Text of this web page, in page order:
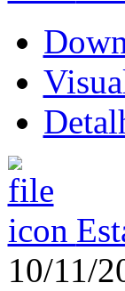
10/11/